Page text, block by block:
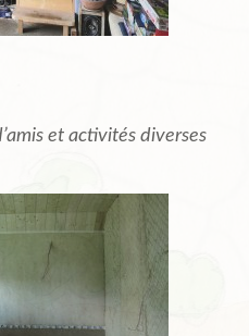
et activités diverses